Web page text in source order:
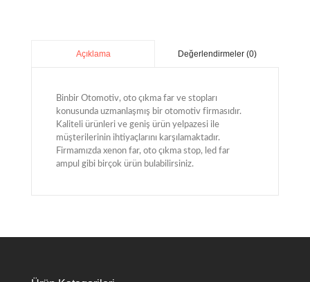
Açıklama Değerlendirmeler (0)
Binbir Otomotiv, oto çıkma far ve stopları
konusunda uzmanlaşmış bir otomotiv firmasıdır.
Kaliteli ürünleri ve geniş ürün yelpazesi ile
müşterilerinin ihtiyaçlarını karşılamaktadır.
Firmamızda xenon far, oto çıkma stop, led far
ampul gibi birçok ürün bulabilirsiniz.